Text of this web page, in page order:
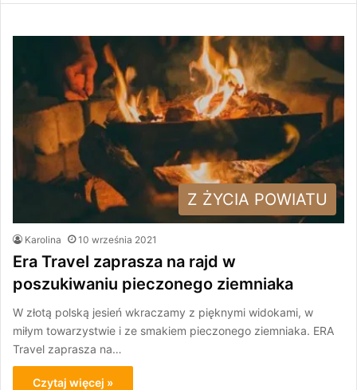
Z ŻYCIA POWIATU
Karolina 10 września 2021
Era Travel zaprasza na rajd w
poszukiwaniu pieczonego ziemniaka
W złotą polską jesień wkraczamy z pięknymi widokami, w
miłym towarzystwie i ze smakiem pieczonego ziemniaka. ERA
Travel zaprasza na…
Czytaj więcej »